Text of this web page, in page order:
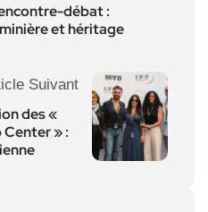
débat :
et héritage
Suivant
des «
» :